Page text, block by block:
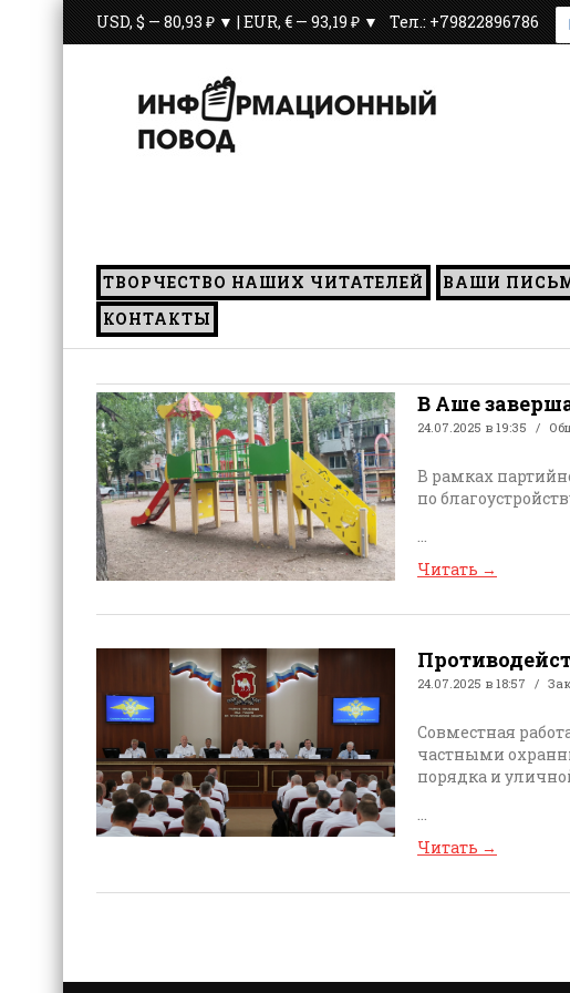
USD, $ — 80,93 ₽ ▼ | EUR, € — 93,19 ₽ ▼ Тел.: +79822896786
ТВОРЧЕСТВО НАШИХ ЧИТАТЕЛЕЙ ВАШИ
КОНТАКТЫ
В Аше
24.07.2025 в 19:35
В рамках
по
...
Читать →
24.07.2025 в 18:57
Совместная
частными
порядка и
...
Читать →